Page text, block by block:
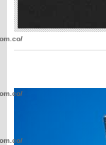
wp-
wp-
wp-